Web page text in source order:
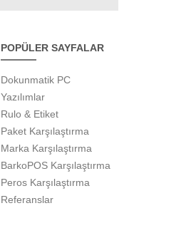
POPÜLER SAYFALAR
Dokunmatik PC
Yazılımlar
Rulo & Etiket
Paket Karşılaştırma
Marka Karşılaştırma
BarkoPOS Karşılaştırma
Peros Karşılaştırma
Referanslar